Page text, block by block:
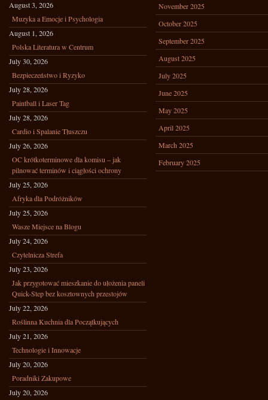
August 3, 2026
Muzyka a Emocje i Psychologia
August 1, 2026
Polska Literatura w Centrum
July 30, 2026
Bezpieczeństwo i Ryzyko
July 28, 2026
Paintball i Laser Tag
July 28, 2026
Cardio i Spalanie Tłuszczu
July 26, 2026
OC krótkoterminowe dla komisu – jak
pilnować terminów i ciągłości ochrony
July 25, 2026
Afryka dla Podróżników
July 25, 2026
Wasze Miejsce na Blogu
July 24, 2026
Czytelnicza Strefa
July 23, 2026
Jak przygotować mieszkanie do ułożenia paneli
Quick-Step bez kosztownych przestojów
July 22, 2026
Roślinna Kuchnia dla Początkujących
July 21, 2026
Technologie i Innowacje
July 20, 2026
Poradniki Zakupowe
July 20, 2026
November 2025
October 2025
September 2025
August 2025
July 2025
June 2025
May 2025
April 2025
March 2025
February 2025